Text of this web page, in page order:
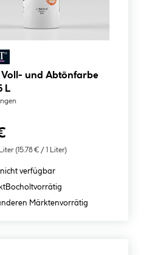
Voll- und Abtönfarbe
L
(15.78 € / 1 Liter)
verfügbar
Bocholtvorrätig
Märktenvorrätig